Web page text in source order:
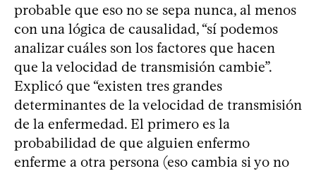
probable que eso no se sepa nunca, al menos
con una lógica de causalidad, “sí podemos
analizar cuáles son los factores que hacen
que la velocidad de transmisión cambie”.
Explicó que “existen tres grandes
determinantes de la velocidad de transmisión
de la enfermedad. El primero es la
probabilidad de que alguien enfermo
enferme a otra persona (eso cambia si yo no